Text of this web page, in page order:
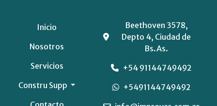
Inicio
Nosotros
Servicios
Constru Supp
Beethoven 3578,
Depto 4, Ciudad de
Bs.As.
+54 91144749492
+5491144749492